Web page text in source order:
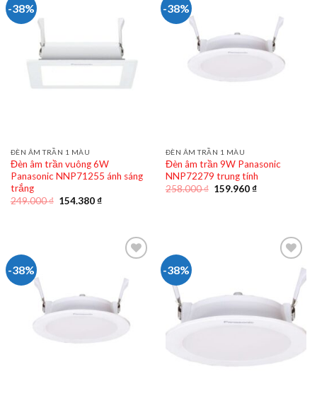
-38%
ĐÈN ÂM TRẦN 1 MÀU
Đèn âm trần vuông 6W
Panasonic NNP71255 ánh sáng
trắng
249.000₫ Giá
154.380₫Giá
154.380 ₫.
-38%
ĐÈN ÂM TRẦN 1 MÀU
Đèn âm trần 9W Panasonic
NNP72279 trung tính
258.000₫ Giá
159.960₫Giá
-38% -38%